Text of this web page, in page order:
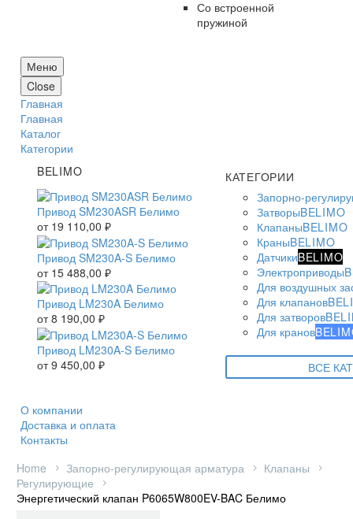
Со встроенной
пружиной
Меню
Close
Главная
Главная
Каталог
Категории
BELIMO
Привод SM230ASR Белимо
от 19 110,00 ₽
Привод SM230A-S Белимо
от 15 488,00 ₽
Привод LM230A Белимо
от8 190,00 ₽
Привод LM230A-S Белимо
от9 450,00 ₽
КАТЕГОРИИ
Запорно-
ЗатворыBELIMO
КлапаныBELIMO
КраныBELIMO
ДатчикиBELIMO
Электроприводы
Для воздушных
Для клапанов
Для затворов
Для кранов
ВСЕ
О компании
Доставка и оплата
Контакты
Home
Запорно-регулирующая арматура
Клапаны
Регулирующие
Энергетический клапан P6065W800EV-BAC Белимо